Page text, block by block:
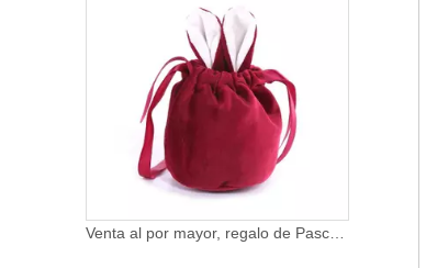
Venta al por mayor, regalo de Pascua con cordón, bolsas de regalo de dulces de terciopelo para bodas, bolsas de dulces de terciopelo con orejas de conejo